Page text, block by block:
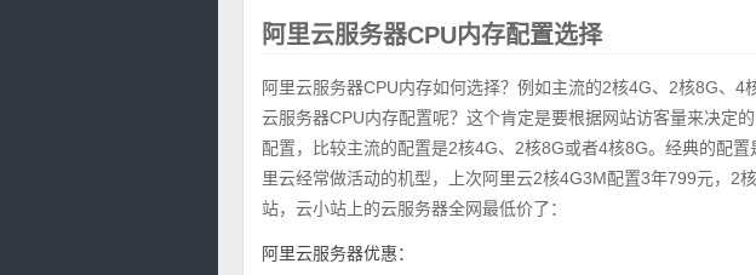
阿里云服务器CPU内存配置选择
阿里云服务器CPU内存如何选择？例如主流的2核4G、2核8G、
云服务器CPU内存配置呢？这个肯定是要根据网站访客量来决定
配置，比较主流的配置是2核4G、2核8G或者4核8G。经典的配
里云经常做活动的机型，上次阿里云2核4G3M配置3年799元，2
站，云小站上的云服务器全网最低价了：
阿里云服务器优惠：